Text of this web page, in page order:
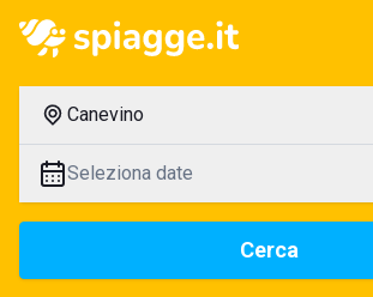
Canevino
Seleziona date
Cerca